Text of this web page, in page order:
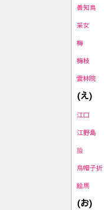
善知鳥
采女
梅
梅枝
雲林院
(え)
江口
江野島
箙
烏帽子折
絵馬
(お)